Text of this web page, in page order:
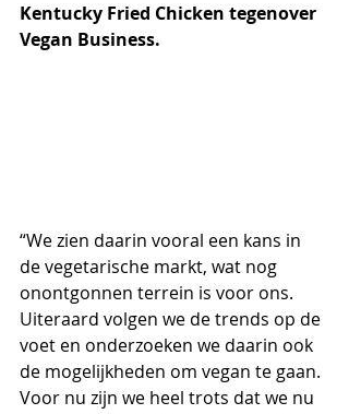
Kentucky Fried Chicken tegenover
Vegan Business.
“We zien daarin vooral een kans in
de vegetarische markt, wat nog
onontgonnen terrein is voor ons.
Uiteraard volgen we de trends op de
voet en onderzoeken we daarin ook
de mogelijkheden om vegan te gaan.
Voor nu zijn we heel trots dat we nu